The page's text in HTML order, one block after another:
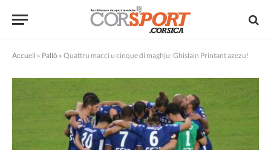
Accueil » Pallò » Quattru macci u cinque di maghju: Ghislain Printant azezu!